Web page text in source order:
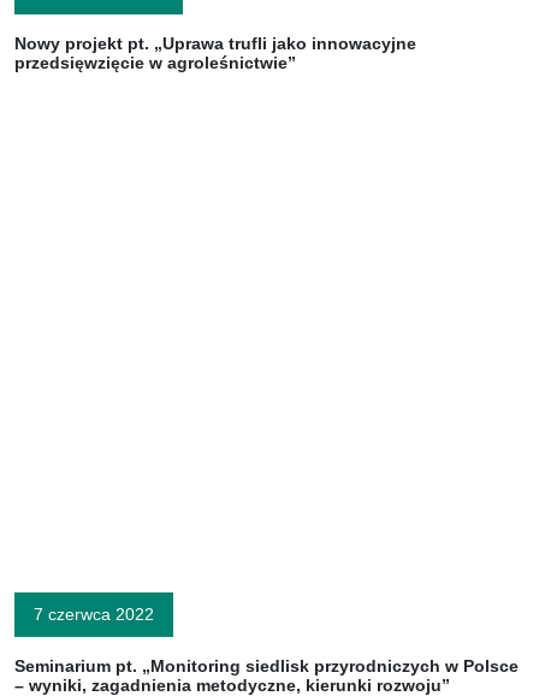
Nowy projekt pt. „Uprawa trufli jako innowacyjne
przedsięwzięcie w agroleśnictwie”
7 czerwca 2022
Seminarium pt. „Monitoring siedlisk przyrodniczych w Polsce
– wyniki, zagadnienia metodyczne, kierunki rozwoju”